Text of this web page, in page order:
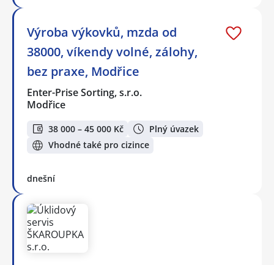
Výroba výkovků, mzda od
38000, víkendy volné, zálohy,
bez praxe, Modřice
Enter-Prise Sorting, s.r.o.
Modřice
38 000 – 45 000 Kč
Plný úvazek
Vhodné také pro cizince
dnešní